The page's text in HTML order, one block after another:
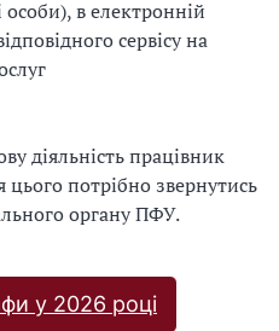
особи), в електронній
сервісу на
діяльність працівник
потрібно звернутись
органу ПФУ.
у 2026 році